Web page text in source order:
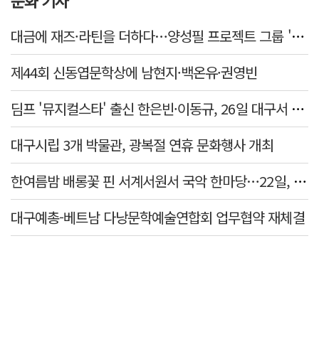
대금에 재즈·라틴을 더하다…양성필 프로젝트 그룹 '必 so Good' 공연
제44회 신동엽문학상에 남현지·백온유·권영빈
딤프 '뮤지컬스타' 출신 한은빈·이동규, 26일 대구서 첫 콘서트
대구시립 3개 박물관, 광복절 연휴 문화행사 개최
한여름밤 배롱꽃 핀 서계서원서 국악 한마당…22일, 트래덜반 공연
대구예총-베트남 다낭문학예술연합회 업무협약 재체결